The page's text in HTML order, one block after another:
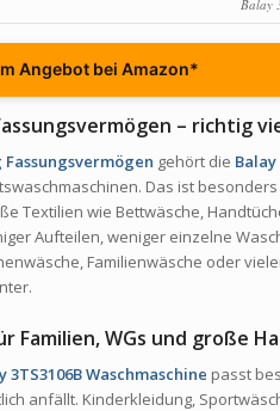
Balay
Angebot bei Amazon*
– richtig
Fassungsvermögen gehört die Balay
Das ist
Textilien wie Bettwäsche,
Aufteilen, weniger einzelne
Familienwäsche oder
Familien, WGs und große
3TS3106B Waschmaschine passt
anfällt. Kinderkleidung,